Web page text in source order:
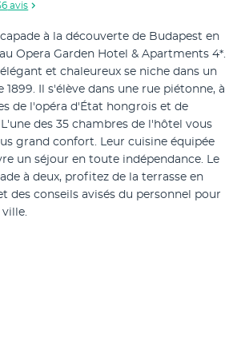
avis
à la découverte de Budapest en
Opera Garden Hotel & Apartments 4*.
et chaleureux se niche dans un
Il s'élève dans une rue piétonne, à
de l'opéra d'État hongrois et de
L'une des 35 chambres de l'hôtel vous
grand confort. Leur cuisine équipée
un séjour en toute indépendance. Le
à deux, profitez de la terrasse en
des conseils avisés du personnel pour